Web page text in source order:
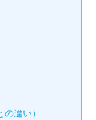
違い）